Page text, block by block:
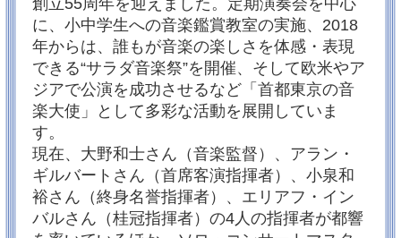
ール】宮里直樹
(2021年4月26日・無観客ライブ＠サントリーホール）
応募フォームはこちら！
2023/12/08
★元日特番「都響MorningConcert~一年の幕開けを都響
とともに~」★マーラー：交響曲第２番《復活》をお届
けします♪
皆様、ことしも１年応援ありがとうございました。お
かげさまで、２０２４年の年始特別番組が決定しまし
た！
“マーラー・オーケストラ”ともいわれる都響が、２０２
３年に大野和士さんの指揮で挑んだマーラーの交響曲
第２番《復活》。「コロナ禍からの“復活”も込めて臨ん
創立55周年を迎えました。定期演奏会を中心
に、小中学生への音楽鑑賞教室の実施、2018
年からは、誰もが音楽の楽しさを体感・表現
できる“サラダ音楽祭”を開催、そして欧米やア
ジアで公演を成功させるなど「首都東京の音
楽大使」として多彩な活動を展開していま
す。
現在、大野和士さん（音楽監督）、アラン・
ギルバートさん（首席客演指揮者）、小泉和
裕さん（終身名誉指揮者）、エリアフ・イン
バルさん（桂冠指揮者）の4人の指揮者が都響